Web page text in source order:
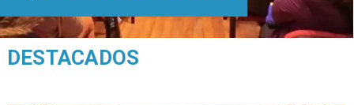
DESTACADOS